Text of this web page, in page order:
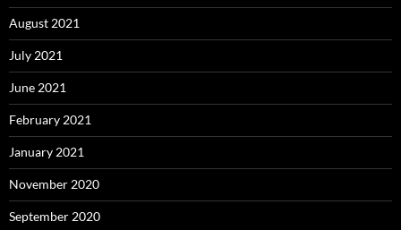
August 2021
July 2021
June 2021
February 2021
January 2021
November 2020
September 2020